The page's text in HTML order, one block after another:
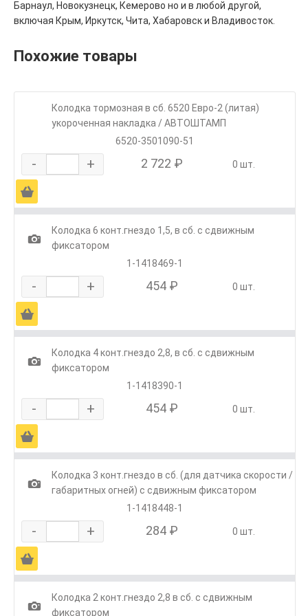
Барнаул, Новокузнецк, Кемерово но и в любой другой,
включая Крым, Иркутск, Чита, Хабаровск и Владивосток.
Похожие товары
Колодка тормозная в сб. 6520 Евро-2 (литая)
укороченная накладка / АВТОШТАМП
6520-3501090-51
- + 2 722 ₽ 0 шт.
Ä
1
Колодка 6 конт.гнездо 1,5, в сб. с сдвижным
фиксатором
1-1418469-1
- + 454 ₽ 0 шт.
Ä
1
Колодка 4 конт.гнездо 2,8, в сб. с сдвижным
фиксатором
1-1418390-1
- + 454 ₽ 0 шт.
Ä
1
Колодка 3 конт.гнездо в сб. (для датчика скорости /
габаритных огней) с сдвижным фиксатором
1-1418448-1
- + 284 ₽ 0 шт.
Ä
1
Колодка 2 конт.гнездо 2,8 в сб. с сдвижным
фиксатором